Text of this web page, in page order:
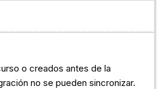
o creados antes de la
no se pueden sincronizar.